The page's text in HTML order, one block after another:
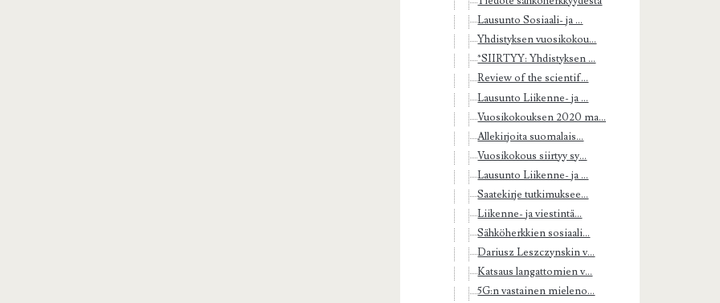
Lausunto Sosiaali- ja ...
Yhdistyksen vuosikokou...
*SIIRTYY: Yhdistyksen ...
Review of the scientif...
Lausunto Liikenne- ja ...
Vuosikokouksen 2020 ma...
Allekirjoita suomalais...
Vuosikokous siirtyy sy...
Lausunto Liikenne- ja ...
Saatekirje tutkimuksee...
Liikenne- ja viestintä...
Sähköherkkien sosiaali...
Dariusz Leszczynskin v...
Katsaus langattomien v...
5G:n vastainen mieleno...